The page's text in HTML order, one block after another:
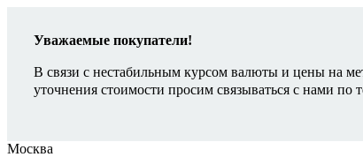
Уважаемые покупатели!
В связи с нестабильным курсом валюты и цены на
уточнения стоимости просим связываться с нами по
Москва